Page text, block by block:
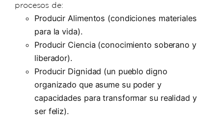
procesos de:
Producir Alimentos (condiciones materiales
para la vida).
Producir Ciencia (conocimiento soberano y
liberador).
Producir Dignidad (un pueblo digno
organizado que asume su poder y
capacidades para transformar su realidad y
ser feliz).